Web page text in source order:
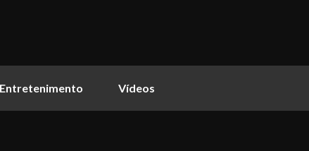
Entretenimento Vídeos